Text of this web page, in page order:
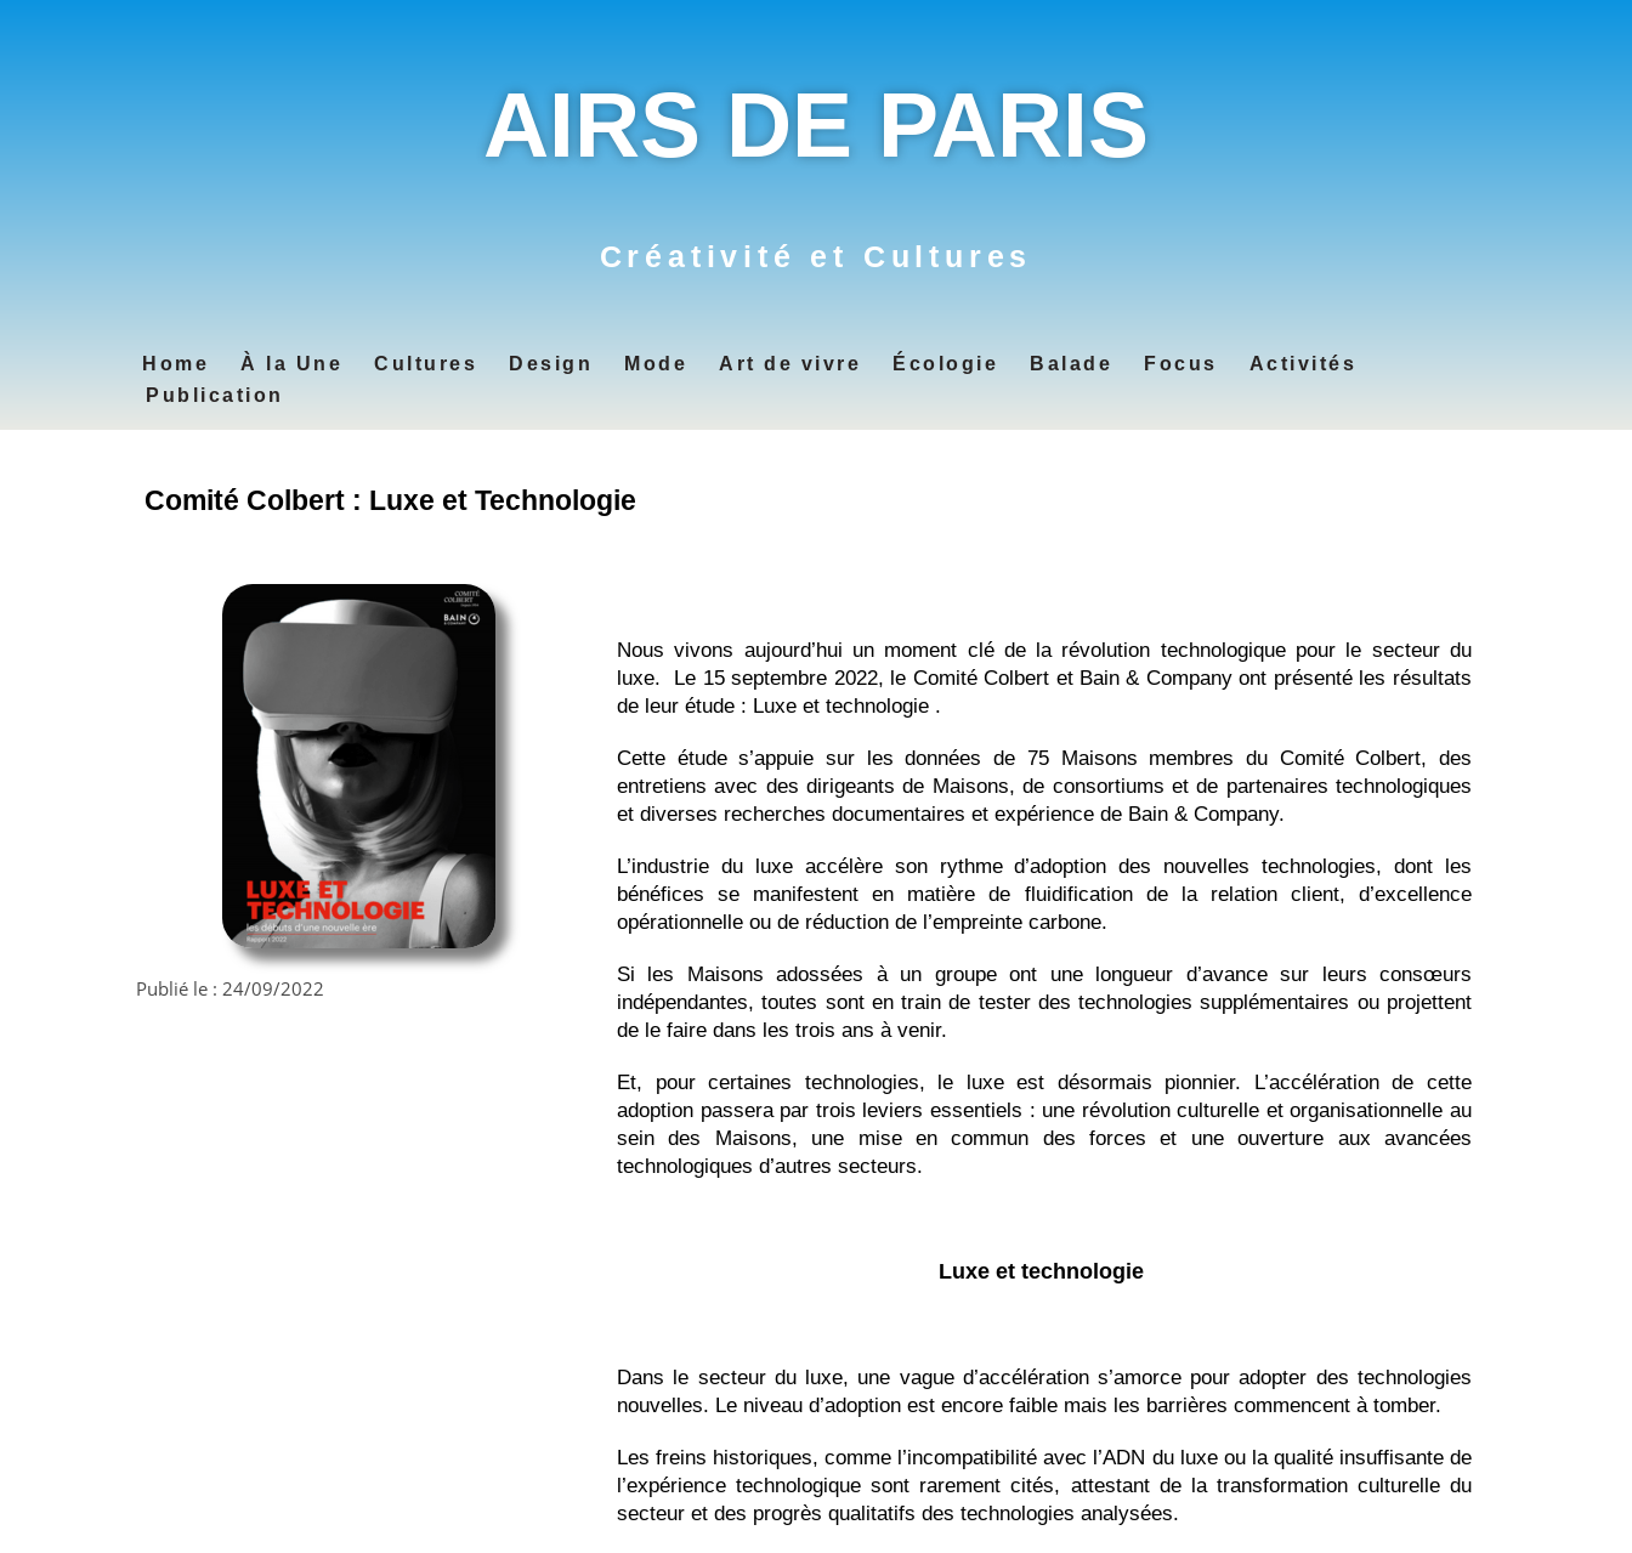
AIRS DE PARIS
Créativité et Cultures
Home À la Une Cultures Design Mode Art de vivre Écologie Balade Focus
Activités
Publication
Comité Colbert : Luxe et Technologie
Publié le : 24/09/2022
Nous vivons aujourd’hui un moment clé de la révolution technologique pour le secteur du
luxe. Le 15 septembre 2022, le Comité Colbert et Bain & Company ont présenté les résultats
de leur étude : Luxe et technologie .
Cette étude s’appuie sur les données de 75 Maisons membres du Comité Colbert, des
entretiens avec des dirigeants de Maisons, de consortiums et de partenaires technologiques
et diverses recherches documentaires et expérience de Bain & Company.
L’industrie du luxe accélère son rythme d’adoption des nouvelles technologies, dont les
bénéfices se manifestent en matière de fluidification de la relation client, d’excellence
opérationnelle ou de réduction de l’empreinte carbone.
Si les Maisons adossées à un groupe ont une longueur d’avance sur leurs consœurs
indépendantes, toutes sont en train de tester des technologies supplémentaires ou projettent
de le faire dans les trois ans à venir.
Et, pour certaines technologies, le luxe est désormais pionnier. L’accélération de cette
adoption passera par trois leviers essentiels : une révolution culturelle et organisationnelle au
sein des Maisons, une mise en commun des forces et une ouverture aux avancées
technologiques d’autres secteurs.
Luxe et technologie
Dans le secteur du luxe, une vague d’accélération s’amorce pour adopter des technologies
nouvelles. Le niveau d’adoption est encore faible mais les barrières commencent à tomber.
Les freins historiques, comme l’incompatibilité avec l’ADN du luxe ou la qualité insuffisante de
l’expérience technologique sont rarement cités, attestant de la transformation culturelle du
secteur et des progrès qualitatifs des technologies analysées.